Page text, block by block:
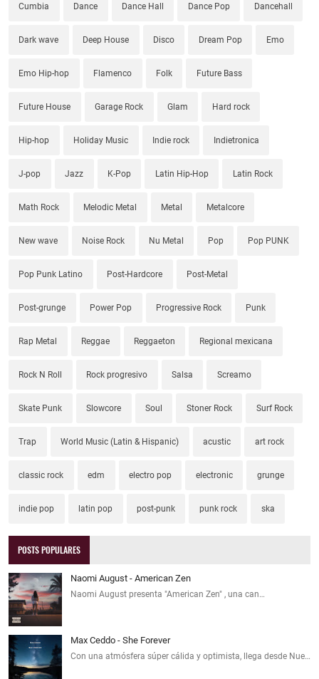
Cumbia Dance Dance Hall Dance Pop Dancehall
Dark wave Deep House Disco Dream Pop Emo
Emo Hip-hop Flamenco Folk Future Bass
Future House Garage Rock Glam Hard rock
Hip-hop Holiday Music Indie rock Indietronica
J-pop Jazz K-Pop Latin Hip-Hop Latin Rock
Math Rock Melodic Metal Metal Metalcore
New wave Noise Rock Nu Metal Pop Pop PUNK
Pop Punk Latino Post-Hardcore Post-Metal
Post-grunge Power Pop Progressive Rock Punk
Rap Metal Reggae Reggaeton Regional mexicana
Rock N Roll Rock progresivo Salsa Screamo
Skate Punk Slowcore Soul Stoner Rock Surf Rock
Trap World Music (Latin & Hispanic) acustic art rock
classic rock edm electro pop electronic grunge
indie pop latin pop post-punk punk rock ska
POSTS POPULARES
Naomi August - American Zen
Naomi August presenta "American Zen" , una can…
Max Ceddo - She Forever
Con una atmósfera súper cálida y optimista, llega desde Nue…